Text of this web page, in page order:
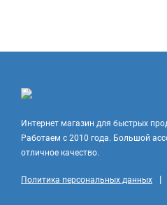
Интернет магазин для быстрых
Работаем с 2010 года. Большой
отличное качество.
Политика персональных данных |